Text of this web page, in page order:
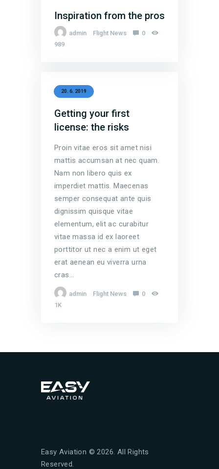
Inspiration from the pros
admin Flight News
0
989
20. 6. 2019
Getting your first
license: the risks
Proin vitae eros sit amet nisi
mattis accumsan at nec quam.
Nam non libero quis ex
imperdiet mattis. Maecenas
semper consequat ante quis
dignissim quisque vitae
elementum, elit ac curabitur
vitae massa id ex laoreet
porttitor ut nec a enim ut eget
erat aenean eu viverra urna
cras…
admin Flight News
0
1K
Easy Aviation © 2026. All Rights
Reserved.